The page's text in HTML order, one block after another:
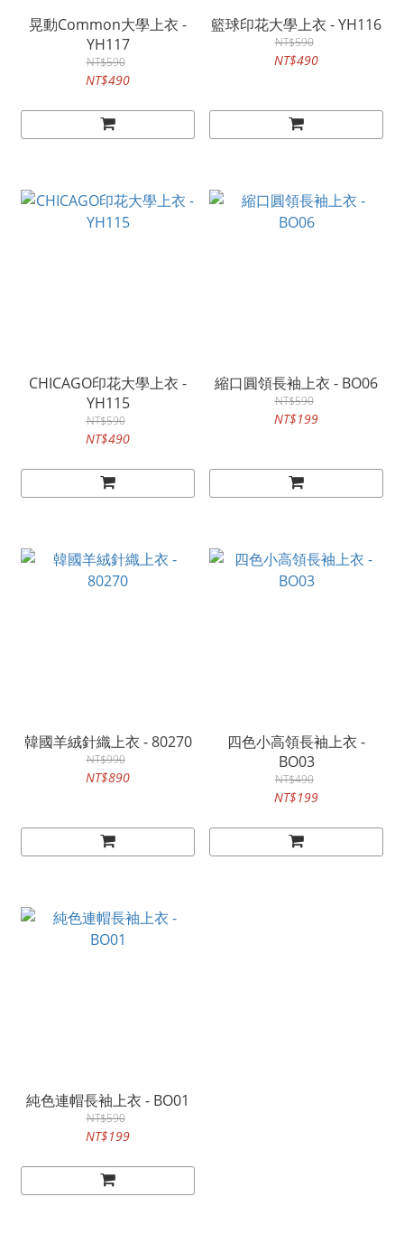
晃動Common大學上衣 -
YH117
NT$590
NT$490
籃球印花大學上衣 - YH116
NT$590
NT$490
CHICAGO印花大學上衣 -
YH115
NT$590
NT$490
縮口圓領長袖上衣 - BO06
NT$590
NT$199
韓國羊絨針織上衣 - 80270
NT$990
NT$890
四色小高領長袖上衣 -
BO03
NT$490
NT$199
純色連帽長袖上衣 - BO01
NT$590
NT$199